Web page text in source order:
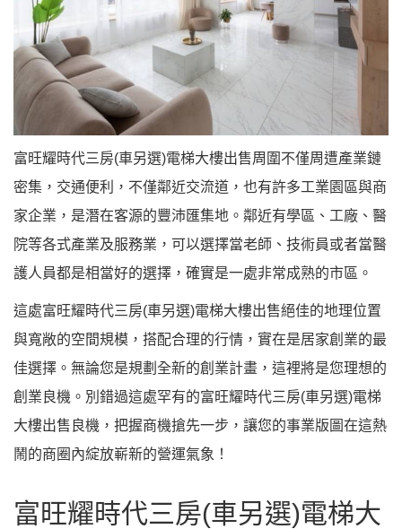
富旺耀時代三房(車另選)電梯大樓出售周圍不僅周遭產業鏈
密集，交通便利，不僅鄰近交流道，也有許多工業園區與商
家企業，是潛在客源的豐沛匯集地。鄰近有學區、工廠、醫
院等各式產業及服務業，可以選擇當老師、技術員或者當醫
護人員都是相當好的選擇，確實是一處非常成熟的市區。
這處富旺耀時代三房(車另選)電梯大樓出售絕佳的地理位置
與寬敞的空間規模，搭配合理的行情，實在是居家創業的最
佳選擇。無論您是規劃全新的創業計畫，這裡將是您理想的
創業良機。別錯過這處罕有的富旺耀時代三房(車另選)電梯
大樓出售良機，把握商機搶先一步，讓您的事業版圖在這熱
鬧的商圈內綻放嶄新的營運氣象！
富旺耀時代三房(車另選)電梯大